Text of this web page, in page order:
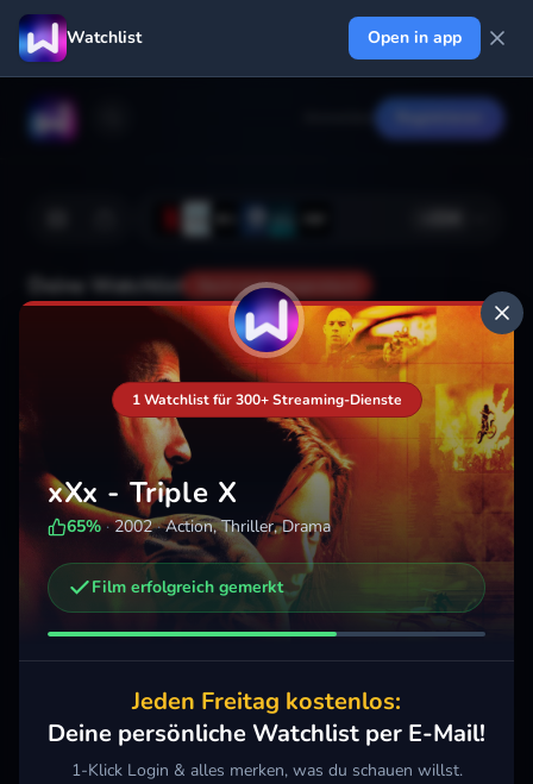
Watchlist Open in app
Deine Watchlist Noch nicht gespeichert
Hinzufügen
Weitere Trailer, die dich interessieren könnten
Only God Forgives
Mehr
Gemini Man
Merken
Mehr
Der
1 Watchlist für 300+ Streaming-Dienste
xXx - Triple X
65% · 2002 · Action, Thriller, Drama
Film erfolgreich gemerkt
Jeden Freitag kostenlos:
Deine persönliche Watchlist per E-Mail!
1-Klick Login & alles merken, was du schauen willst.